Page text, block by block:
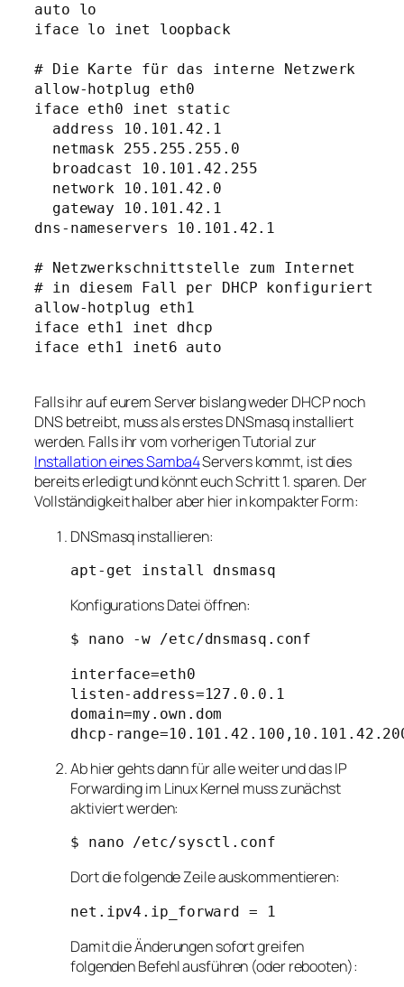
auto lo
iface lo inet loopback
# Die Karte für das interne Netzwerk
allow-hotplug eth0
iface eth0 inet static
  address 10.101.42.1
  netmask 255.255.255.0
  broadcast 10.101.42.255
  network 10.101.42.0
  gateway 10.101.42.1
dns-nameservers 10.101.42.1
# Netzwerkschnittstelle zum Internet
# in diesem Fall per DHCP konfiguriert
allow-hotplug eth1
iface eth1 inet dhcp
iface eth1 inet6 auto
Falls ihr auf eurem Server bislang weder DHCP noch
DNS betreibt, muss als erstes DNSmasq installiert
werden. Falls ihr vom vorherigen Tutorial zur
Installation eines Samba4Servers kommt, ist dies
bereits erledigt und könnt euch Schritt 1. sparen. Der
Vollständigkeit halber aber hier in kompakter Form:
DNSmasq installieren:
apt-get install dnsmasq
Konfigurations Datei öffnen:
$ nano -w /etc/dnsmasq.conf
interface=eth0
listen-address=127.0.0.1
domain=my.own.dom
dhcp-
Ab hier gehts dann für alle weiter und das IP
Forwarding im Linux Kernel muss zunächst
aktiviert werden:
$ nano /etc/sysctl.conf
Dort die folgende Zeile auskommentieren:
net.ipv4.ip_forward = 1
Damit die Änderungen sofort greifen
folgenden Befehl ausführen (oder rebooten):